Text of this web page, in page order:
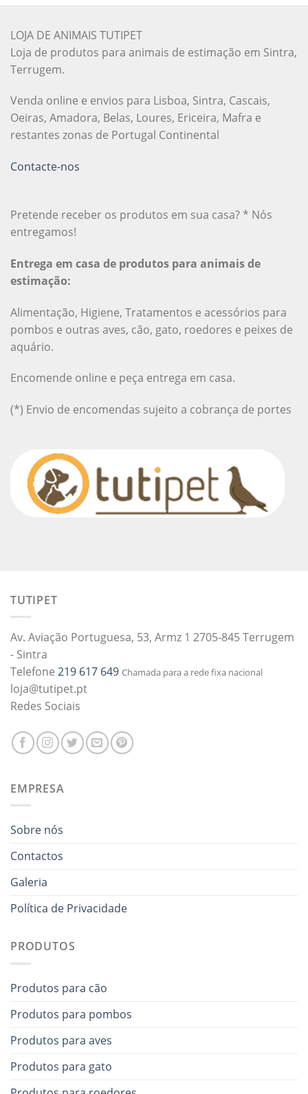
LOJA DE ANIMAIS TUTIPET
Loja de produtos para animais de estimação em Sintra,
Terrugem.
Venda online e envios para Lisboa, Sintra, Cascais,
Oeiras, Amadora, Belas, Loures, Ericeira, Mafra e
restantes zonas de Portugal Continental
Contacte-nos
Pretende receber os produtos em sua casa? * Nós
entregamos!
Entrega em casa de produtos para animais de
estimação:
Alimentação, Higiene, Tratamentos e acessórios para
pombos e outras aves, cão, gato, roedores e peixes de
aquário.
Encomende online e peça entrega em casa.
(*) Envio de encomendas sujeito a cobrança de portes
TUTIPET
Av. Aviação Portuguesa, 53, Armz 1 2705-845 Terrugem
- Sintra
Telefone 219 617 649 Chamada para a rede fixa nacional
loja@tutipet.pt
Redes Sociais
EMPRESA
Sobre nós
Contactos
Galeria
Política de Privacidade
PRODUTOS
Produtos para cão
Produtos para pombos
Produtos para aves
Produtos para gato